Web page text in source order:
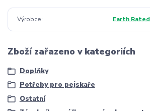
Výrobce Earth Rated
Zboží zařazeno v kategoriích
Doplňky
Potřeby pro pejskaře
Ostatní